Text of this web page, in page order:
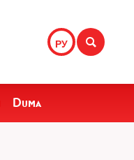
РУ
Duma